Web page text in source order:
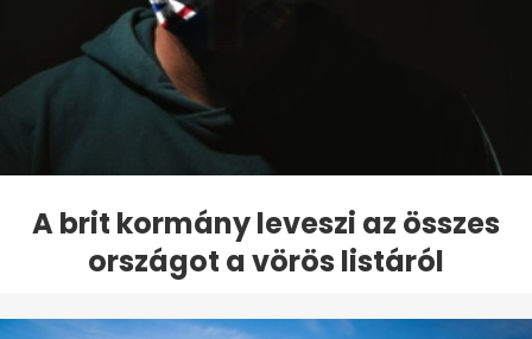
A brit kormány leveszi az összes
országot a vörös listáról